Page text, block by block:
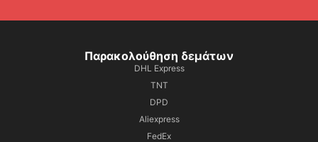
Παρακολούθηση δεμάτων
DHL Express
TNT
DPD
Aliexpress
FedEx